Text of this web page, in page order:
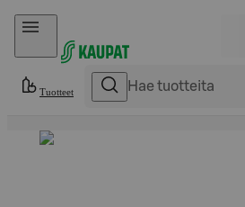
Hyppää sisältöön
Tuotteet